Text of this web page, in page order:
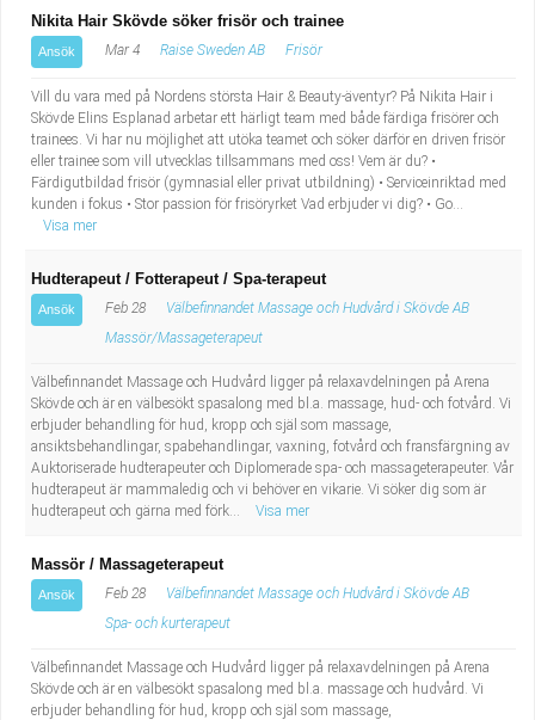
Nikita Hair Skövde söker frisör och trainee
Ansök Mar 4 Raise Sweden AB Frisör
Vill du vara med på Nordens största Hair & Beauty-äventyr? På Nikita Hair i
Skövde Elins Esplanad arbetar ett härligt team med både färdiga frisörer och
trainees. Vi har nu möjlighet att utöka teamet och söker därför en driven frisör
eller trainee som vill utvecklas tillsammans med oss! Vem är du? •
Färdigutbildad frisör (gymnasial eller privat utbildning) • Serviceinriktad med
kunden i fokus • Stor passion för frisöryrket Vad erbjuder vi dig? • Go...
Visa mer
Hudterapeut / Fotterapeut / Spa-terapeut
Ansök Feb 28
Välbefinnandet Massage och Hudvård i Skövde AB
Massör/Massageterapeut
Välbefinnandet Massage och Hudvård ligger på relaxavdelningen på Arena
Skövde och är en välbesökt spasalong med bl.a. massage, hud- och fotvård. Vi
erbjuder behandling för hud, kropp och själ som massage,
ansiktsbehandlingar, spabehandlingar, vaxning, fotvård och fransfärgning av
Auktoriserade hudterapeuter och Diplomerade spa- och massageterapeuter. Vår
hudterapeut är mammaledig och vi behöver en vikarie. Vi söker dig som är
hudterapeut och gärna med förk...
Visa mer
Massör / Massageterapeut
Ansök Feb 28
Välbefinnandet Massage och Hudvård i Skövde AB
Spa- och kurterapeut
Välbefinnandet Massage och Hudvård ligger på relaxavdelningen på Arena
Skövde och är en välbesökt spasalong med bl.a. massage och hudvård. Vi
erbjuder behandling för hud, kropp och själ som massage,